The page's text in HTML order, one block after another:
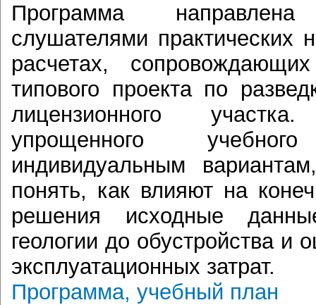
Программа
слушателями практических
расчетах,
типового проекта по
лицензионного
упрощенного
индивидуальным
понять, как влияют на
решения исходные
геологии до обустройства и
эксплуатационных затрат.
Программа, учебный план